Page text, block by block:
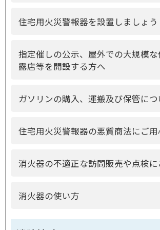
住宅用火災警報器を設置しましょう
指定催しの公示、屋外での大規模
露店等を開設する方へ
ガソリンの購入、運搬及び保管につ
住宅用火災警報器の悪質商法にご用
消火器の不適正な訪問販売や点検
消火器の使い方